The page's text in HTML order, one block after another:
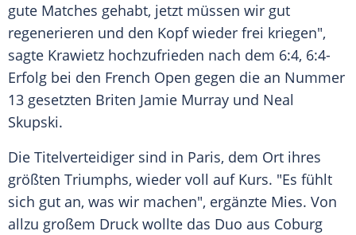
gute Matches gehabt, jetzt müssen wir gut
regenerieren und den Kopf wieder frei kriegen",
sagte Krawietz hochzufrieden nach dem 6:4, 6:4-
Erfolg bei den French Open gegen die an Nummer
13 gesetzten Briten Jamie Murray und Neal
Skupski.
Die Titelverteidiger sind in Paris, dem Ort ihres
größten Triumphs, wieder voll auf Kurs. "Es fühlt
sich gut an, was wir machen", ergänzte Mies. Von
allzu großem Druck wollte das Duo aus Coburg